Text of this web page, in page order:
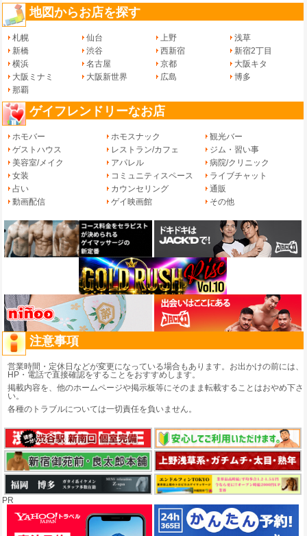
地図からお店を探す
札幌 仙台 上野
浅草
新橋
渋谷 西新宿
新宿2丁目
横浜
名古屋 京都
大阪キタ
大阪ミナミ
大阪新世界 広島
博多
那覇
ゲイフレンドリーなお店
ホモバー ホモスナック
観光バー
ゲストハウス
レストラン/カフェ
ジム・習い事
美容室/メイク
アパレル
病院/クリニック
女装
コミュニティスペース
ライブチャット
占い
カウンセリング
通販
動画配信
ゲイ映画館 その他
注意事項
営業時間・定休日などが変更になっている場合もあります。お出かけの前には、
HP・電話で直接確認をすることをおすすめします。
掲載内容を、他のホームページや掲示板等にそのまま転載することはおやめ下さ
い。
各種のトラブルについては一切責任を負いません。
PR